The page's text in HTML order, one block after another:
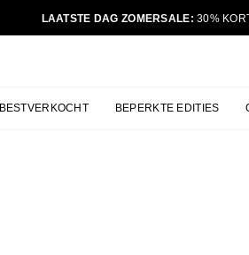
LAATSTE DAG ZOMERSALE: 30%
BESTVERKOCHT BEPERKTE EDITIES